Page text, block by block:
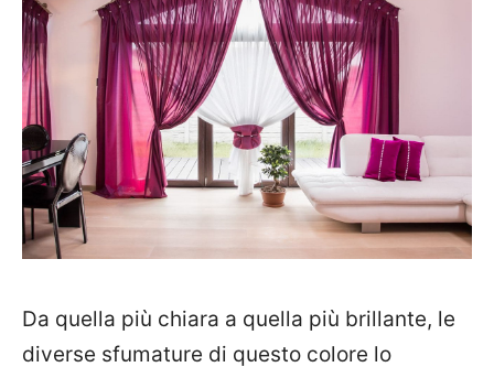
Da quella più chiara a quella più brillante, le
diverse sfumature di questo colore lo